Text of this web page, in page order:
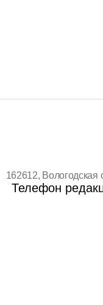
162612, Вологодская
Телефон